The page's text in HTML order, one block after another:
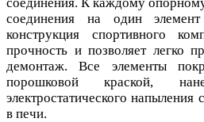
соединения на один элемент
конструкция спортивного
прочность и позволяет легко
демонтаж. Все элементы
порошковой краской,
электростатического
в печи.